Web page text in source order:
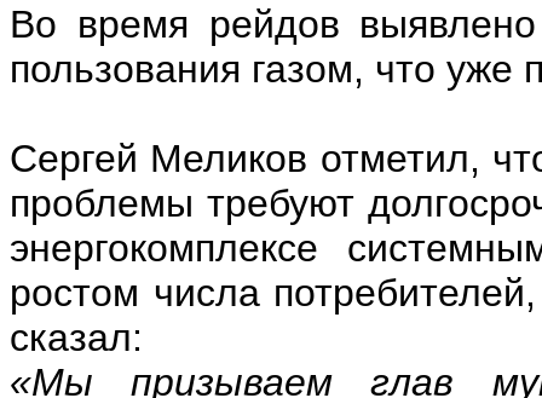
Во время рейдов
пользования газом, что уже
Сергей Меликов отметил,
проблемы требуют
энергокомплексе
ростом числа
сказал:
«Мы призываем глав